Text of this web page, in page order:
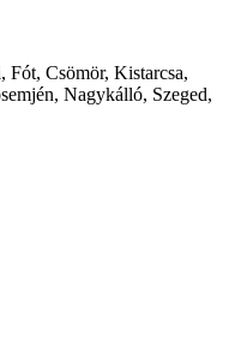
Fót, Csömör, Kistarcsa,
Nagykálló, Szeged,